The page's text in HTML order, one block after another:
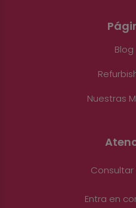
Blog
Nuestras
Consultar
Entra en